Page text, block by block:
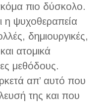
πιο δύσκολο.
η ψυχοθεραπεία
δημιουργικές,
ατομικά
μεθόδους.
απ’ αυτό που
της και που